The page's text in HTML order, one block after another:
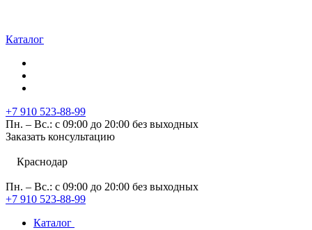
Каталог
+7 910 523-88-99
Пн. – Вс.: с 09:00 до 20:00 без выходных
Заказать консультацию
Краснодар
Пн. – Вс.: с 09:00 до 20:00 без выходных
+7 910 523-88-99
Каталог